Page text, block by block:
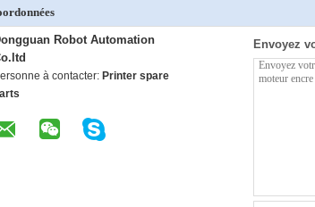
Robot Automation
à contacter: Printer spare
Envoyez